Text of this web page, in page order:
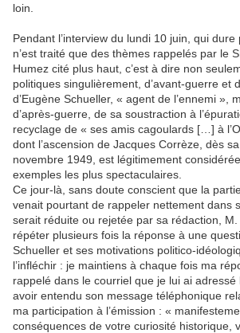
loin.
Pendant l’interview du lundi 10 juin, qui
n’est traité que des thèmes rappelés par le
Humez cité plus haut, c’est à dire non
politiques singulièrement, d’avant-guerre et
d’Eugène Schueller, « agent de l’ennemi »,
d’après-guerre, de sa soustraction à
recyclage de « ses amis cagoulards […] à
dont l’ascension de Jacques Corrèze, dès
novembre 1949, est légitimement
exemples les plus spectaculaires.
Ce jour-là, sans doute conscient que la
venait pourtant de rappeler nettement dans
serait réduite ou rejetée par sa rédaction,
répéter plusieurs fois la réponse à une
Schueller et ses motivations politico-
l’infléchir : je maintiens à chaque fois ma
rappelé dans le courriel que je lui ai
avoir entendu son message téléphonique
ma participation à l’émission : «
conséquences de votre curiosité historique,